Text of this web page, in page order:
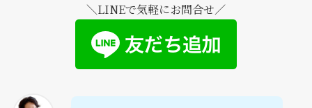
＼LINEで気軽にお問合せ／